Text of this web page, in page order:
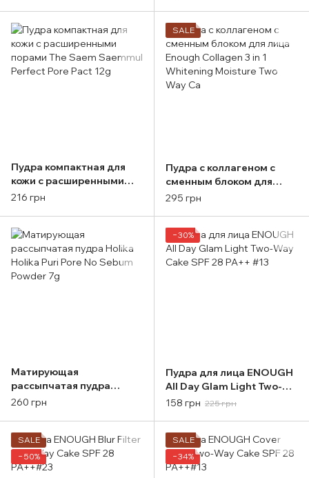
Пудра компактная для
кожи с расширенными
порами The Saem
216 грн
SALE
Пудра с коллагеном с
сменным блоком для
лица Enough Collagen 3 in
295 грн
Матирующая
рассыпчатая пудра
Holika Holika Puri Pore No
260 грн
−30%
Пудра для лица ENOUGH
All Day Glam Light Two-
Way Cake SPF 28 PA++
158 грн 225 грн
SALE
−50%
SALE
−34%